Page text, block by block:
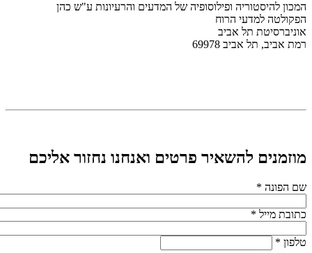
המכון להיסטוריה ופילוסופיה של המדעים והרעיונות ע"ש כהן
הפקולטה למדעי הרוח
אוניברסיטת תל אביב
רמת אביב, תל אביב 69978
מוזמנים להשאיר פרטים ואנחנו נחזור אליכם
שם הפונה *
כתובת מייל *
טלפון *